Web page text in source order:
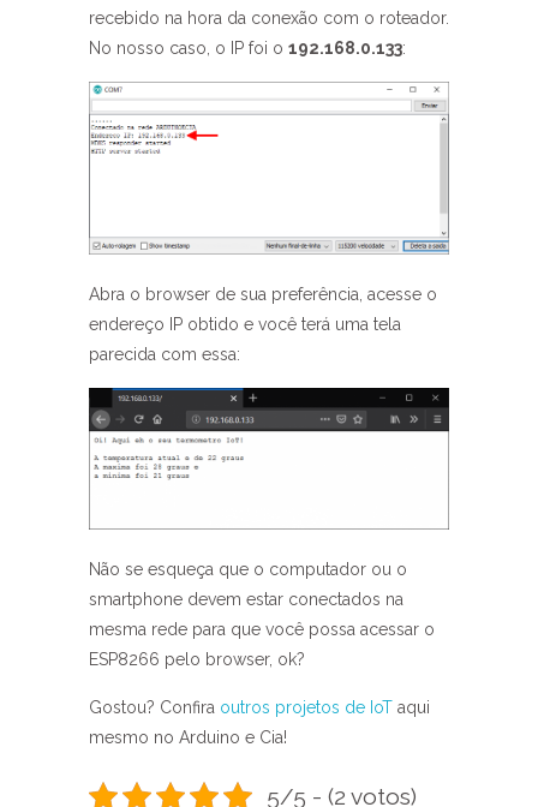
recebido na hora da conexão com o roteador.
No nosso caso, o IP foi o 192.168.0.133:
Abra o browser de sua preferência, acesse o
endereço IP obtido e você terá uma tela
parecida com essa:
Não se esqueça que o computador ou o
smartphone devem estar conectados na
mesma rede para que você possa acessar o
ESP8266 pelo browser, ok?
Gostou? Confira outros projetos de IoT aqui
mesmo no Arduino e Cia!
5/5 - (2 votos)